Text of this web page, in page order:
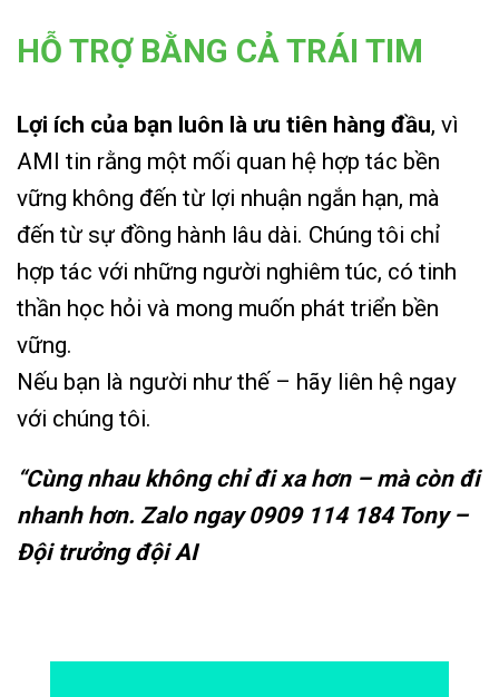
HỖ TRỢ BẰNG CẢ TRÁI TIM
Lợi ích của bạn luôn là ưu tiên hàng đầu, vì
AMI tin rằng một mối quan hệ hợp tác bền
vững không đến từ lợi nhuận ngắn hạn, mà
đến từ sự đồng hành lâu dài. Chúng tôi chỉ
hợp tác với những người nghiêm túc, có tinh
thần học hỏi và mong muốn phát triển bền
vững.
Nếu bạn là người như thế – hãy liên hệ ngay
với chúng tôi.
“Cùng nhau không chỉ đi xa hơn – mà còn đi
nhanh hơn. Zalo ngay 0909 114 184 Tony –
Đội trưởng đội AI